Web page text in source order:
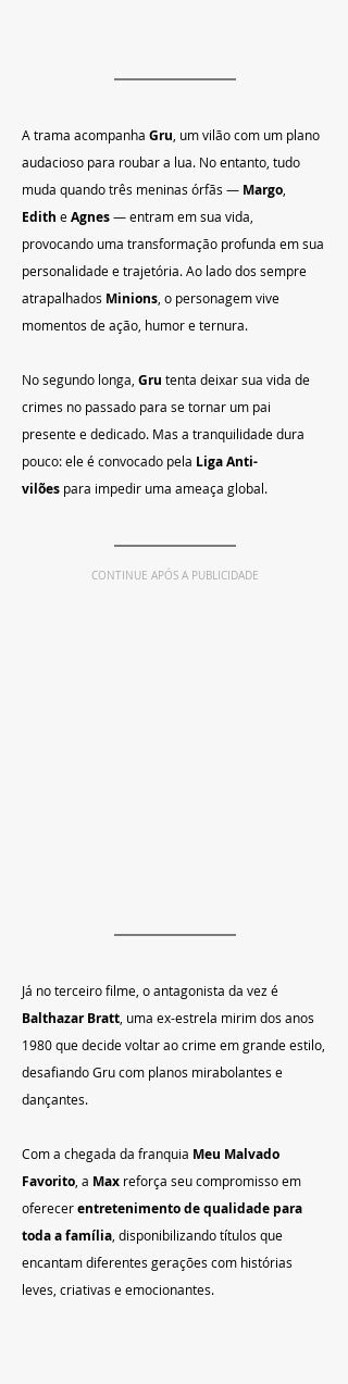
A trama acompanha Gru, um vilão com um plano
audacioso para roubar a lua. No entanto, tudo
muda quando três meninas órfãs — Margo,
Edith e Agnes — entram em sua vida,
provocando uma transformação profunda em sua
personalidade e trajetória. Ao lado dos sempre
atrapalhados Minions, o personagem vive
momentos de ação, humor e ternura.
No segundo longa, Gru tenta deixar sua vida de
crimes no passado para se tornar um pai
presente e dedicado. Mas a tranquilidade dura
pouco: ele é convocado pela Liga Anti-
vilões para impedir uma ameaça global.
CONTINUE APÓS A PUBLICIDADE
Já no terceiro filme, o antagonista da vez é
Balthazar Bratt, uma ex-estrela mirim dos anos
1980 que decide voltar ao crime em grande estilo,
desafiando Gru com planos mirabolantes e
dançantes.
Com a chegada da franquia Meu Malvado
Favorito, a Max reforça seu compromisso em
oferecer entretenimento de qualidade para
toda a família, disponibilizando títulos que
encantam diferentes gerações com histórias
leves, criativas e emocionantes.